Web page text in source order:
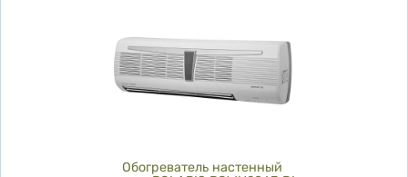
Обогреватель настенный